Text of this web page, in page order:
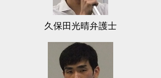
久保田光晴弁護士